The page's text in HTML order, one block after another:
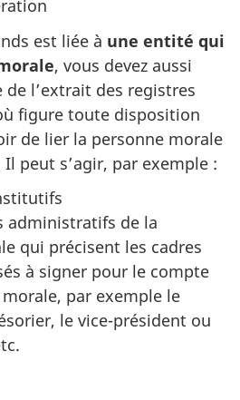
est liée à une entité qui
, vous devez aussi
de l’extrait des registres
figure toute disposition
de lier la personne morale
peut s’agir, par exemple :
administratifs de la
qui précisent les cadres
à signer pour le compte
par exemple le
le vice-président ou